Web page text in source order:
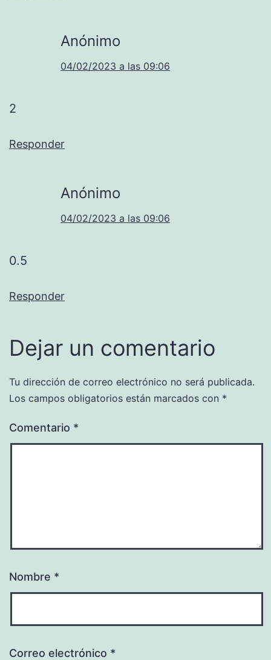
Anónimo
04/02/2023 a las 09:06
2
Responder
Anónimo
04/02/2023 a las 09:06
0.5
Responder
Dejar un comentario
Tu dirección de correo electrónico no será publicada.
Los campos obligatorios están marcados con *
Comentario *
Nombre *
Correo electrónico *